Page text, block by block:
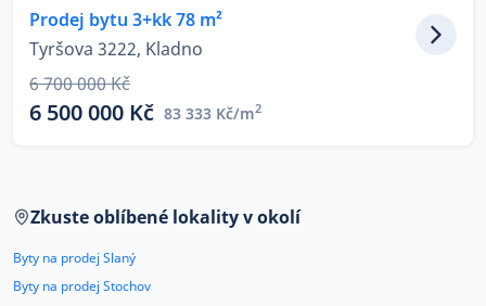
Prodej bytu 3+kk 78 m²
Tyršova 3222, Kladno
6 700 000 Kč
6 500 000 Kč 83 333 Kč/m2
Zkuste oblíbené lokality v okolí
Byty na prodej Slaný
Byty na prodej Stochov